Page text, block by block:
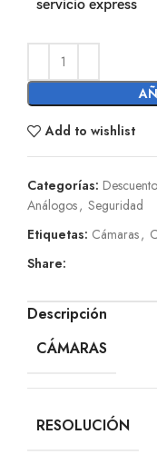
servicio express
Add to wishlist
Categorías:
Análogos, Seguridad
Etiquetas: Cámaras,
Share:
Descripción
CÁMARAS
RESOLUCIÓN